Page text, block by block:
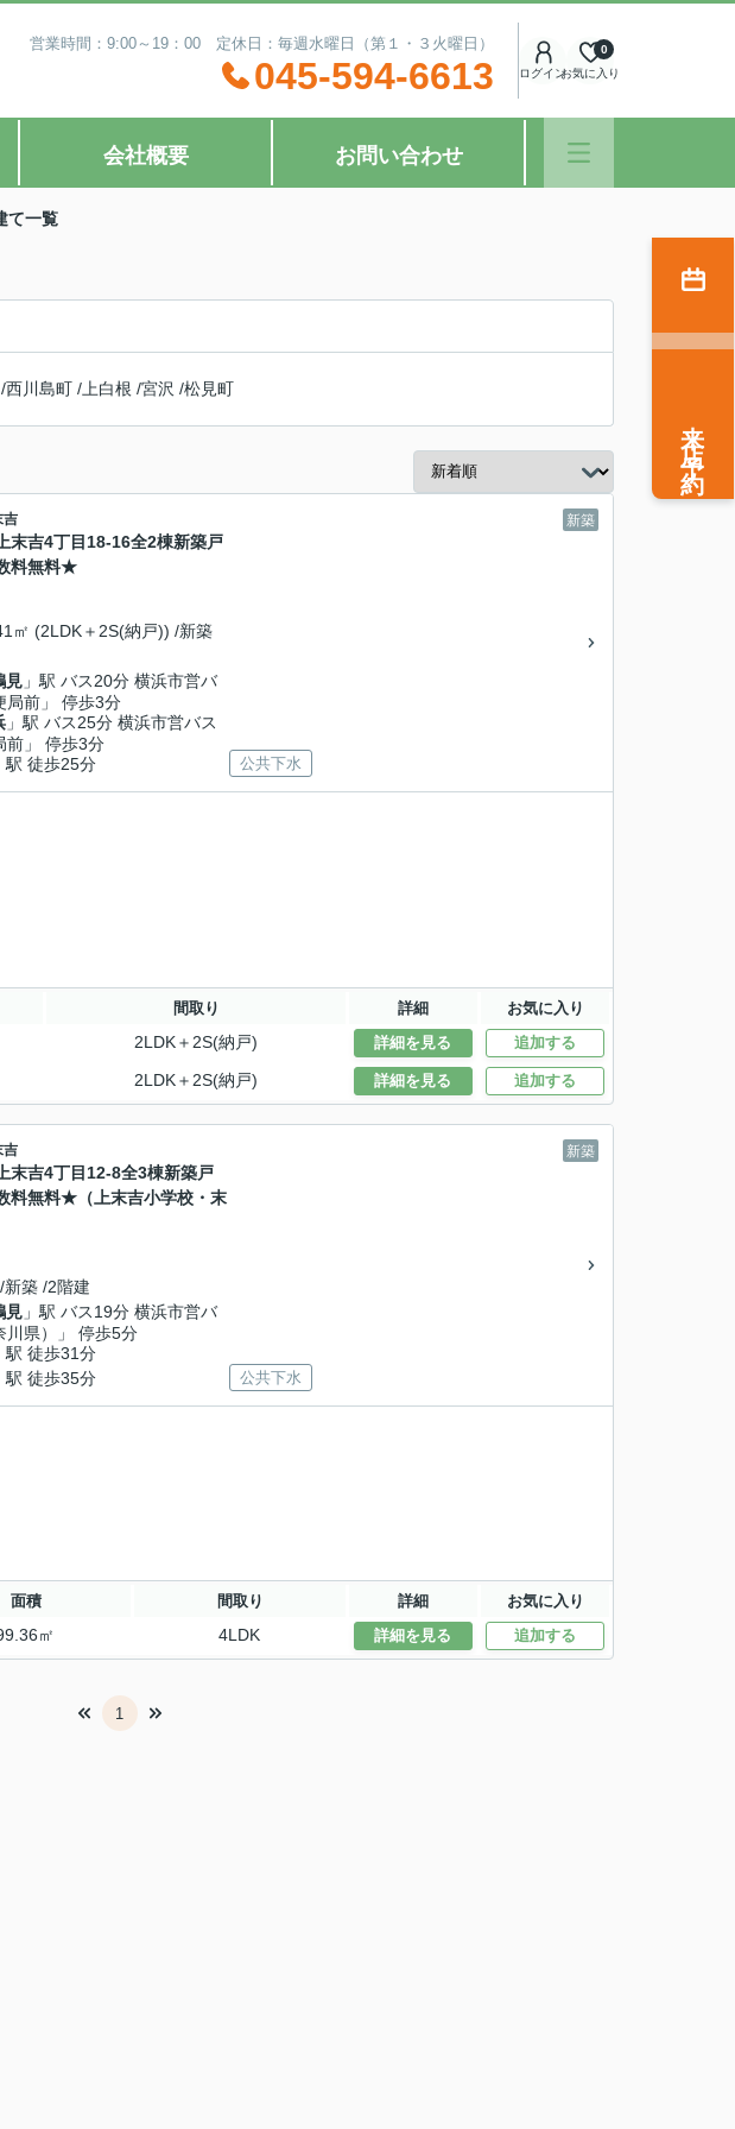
営業時間：9:00～19：00 定休日：毎週水曜日（第１・３火曜日）
045-594-6613 ログインお気に入り
0
会社概要 お問い合わせ
て一覧
/西川島町 / 上白根 /宮沢 /松見町
新築
吉
末吉4丁目18-16全2棟新築戸
料無料★
㎡ (2LDK＋2S(納戸)) /新築
見 」駅 バス20分 横浜市営バ
局前」 停歩3分
」駅 バス25分 横浜市営バス
前」 停歩3分
駅 徒歩25分 公共下水
間取り 詳細 お気に入り
2LDK＋2S(納戸) 詳細を見る 追加する
2LDK＋2S(納戸) 詳細を見る 追加する
新築
吉
末吉4丁目12-8全3棟新築戸
料無料★（上末吉小学校・末
築 /2階建
見 」駅 バス19分 横浜市営バ
川県）」 停歩5分
駅 徒歩31分
駅 徒歩35分 公共下水
面積 間取り 詳細 お気に入り
㎡ 4LDK 詳細を見る 追加する
1
来店予約